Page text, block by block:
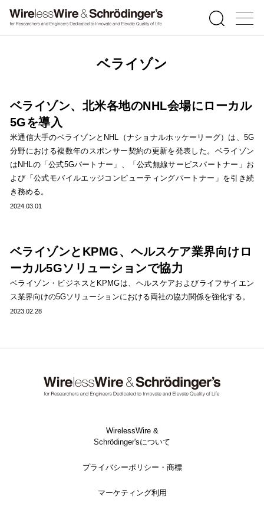
ベライゾン
ベライゾン、北米各地のNHL会場にローカル
5Gを導入
米通信大手のベライゾンとNHL（ナショナルホッケーリーグ）は、5G
分野における複数年のスポンサー契約の更新を発表した。ベライゾン
はNHLの「公式5Gパートナー」、「公式無線サービスパートナー」お
よび「公式モバイルエッジコンピューティングパートナー」を引き続
き務める。
2024.03.01
ベライゾンとKPMG、ヘルスケア業界向けロ
ーカル5Gソリューションで協力
ベライゾン・ビジネスとKPMGは、ヘルスケアおよびライフサイエン
ス業界向けの5Gソリューションにおける両社の協力関係を強化する。
2023.02.28
WirelessWire &
Schrödinger'sについて
プライバシーポリシー・商標
マーケティング利用